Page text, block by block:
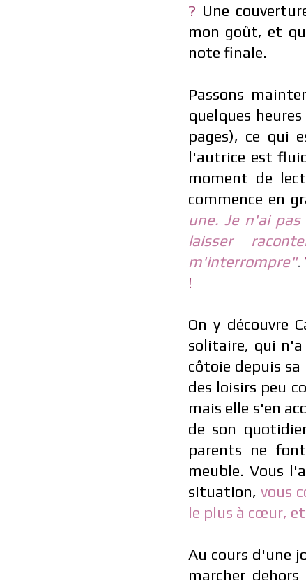
? Une
mon goût, et
note finale.
Passons
quelques
pages), ce qui
l'autrice est
moment de
commence en
une. Je n'ai
laisser
m'interrompre".
!
On y découvre
solitaire, qui n'a
côtoie depuis sa
des loisirs peu
mais elle s'en
de son
parents ne
meuble. Vous
situation,vous
le plus à cœur,
Au cours d'une
marcher